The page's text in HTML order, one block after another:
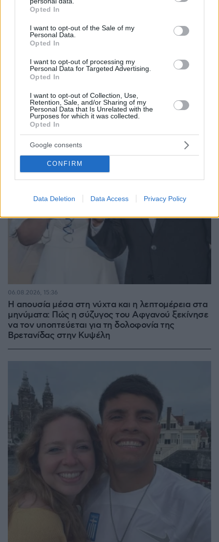
grant or deny consent to Google and its third-party tags to
use your data for below specified purposes in below Google
consent section.
Opted In
I want to opt-out of the Sale of my
Personal Data.
Opted In
I want to opt-out of processing my
Personal Data for Targeted Advertising.
Opted In
I want to opt-out of Collection, Use,
Retention, Sale, and/or Sharing of my
Personal Data that Is Unrelated with the
Purposes for which it was collected.
Opted In
Google consents
CONFIRM
Data Deletion Data Access Privacy Policy
Πέθανε το άσπρο κουτάβι που συμβίωνε με αγέλη
λύκων στην Κεντρική Μακεδονία: Καλό ταξίδι
Η απουσία μέσα στη νύχτα και η λεπτομέρεια στα
μηνύματα: Πώς η σύζυγος του Αφγανού ξεκίνησε
να τον υποπτεύεται για τη δολοφονία της
Βρετανίδας στην Κυψέλη
06.08.2026, 15:36